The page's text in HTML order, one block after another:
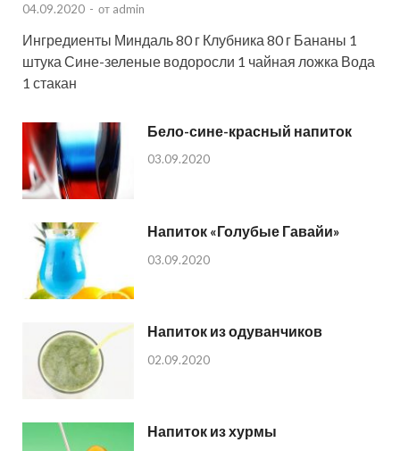
04.09.2020 - от admin
Ингредиенты Миндаль 80 г Клубника 80 г Бананы 1
штука Сине-зеленые водоросли 1 чайная ложка Вода
1 стакан
Бело-сине-красный напиток
03.09.2020
Напиток «Голубые Гавайи»
03.09.2020
Напиток из одуванчиков
02.09.2020
Напиток из хурмы